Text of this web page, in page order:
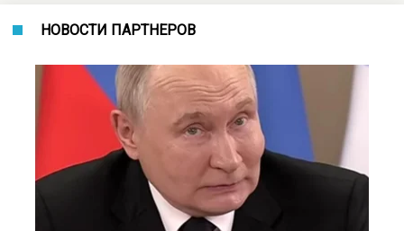
НОВОСТИ ПАРТНЕРОВ